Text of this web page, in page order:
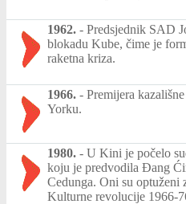
1962. - Predsjednik SAD
blokadu Kube, čime je
raketna kriza.
1966. - Premijera
Yorku.
1980. - U Kini je počelo
koju je predvodila Đang
Cedunga. Oni su optuženi
Kulturne revolucije 1966-